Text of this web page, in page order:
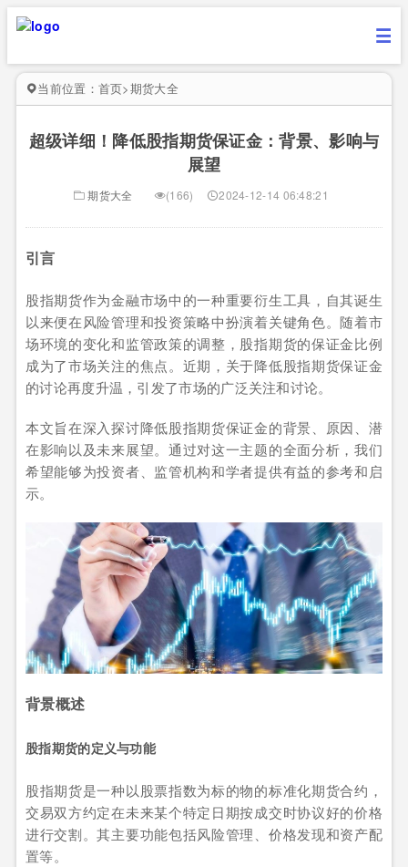
当前位置： 首页>期货大全
超级详细！降低股指期货保证金：背景、影响与
展望
期货大全 (166) 2024-12-14 06:48:21
引言
股指期货作为金融市场中的一种重要衍生工具，自其诞生
以来便在风险管理和投资策略中扮演着关键角色。随着市
场环境的变化和监管政策的调整，股指期货的保证金比例
成为了市场关注的焦点。近期，关于降低股指期货保证金
的讨论再度升温，引发了市场的广泛关注和讨论。
本文旨在深入探讨降低股指期货保证金的背景、原因、潜
在影响以及未来展望。通过对这一主题的全面分析，我们
希望能够为投资者、监管机构和学者提供有益的参考和启
示。
背景概述
股指期货的定义与功能
股指期货是一种以股票指数为标的物的标准化期货合约，
交易双方约定在未来某个特定日期按成交时协议好的价格
进行交割。其主要功能包括风险管理、价格发现和资产配
置等。